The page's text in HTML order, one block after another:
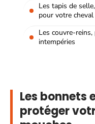
Les tapis de
pour votre cheval
Les couvre-
intempéries
Les bonnets
protéger